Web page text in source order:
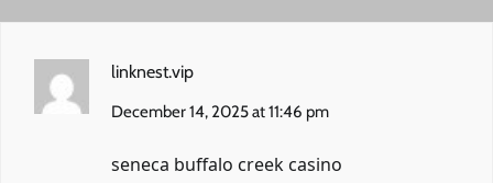
linknest.vip
December 14, 2025 at 11:46 pm
seneca buffalo creek casino